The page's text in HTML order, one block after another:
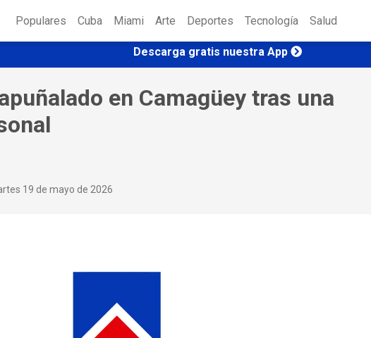
Populares Cuba Miami Arte Deportes Tecnología Salud
Descarga gratis nuestra App
en Camagüey tras una
19 de mayo de 2026